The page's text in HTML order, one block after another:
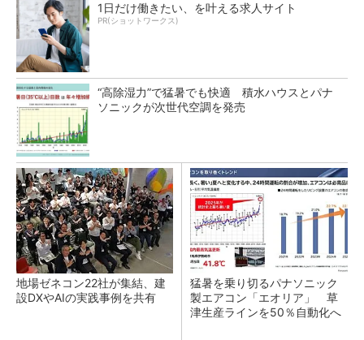
1日だけ働きたい、を叶える求人サイト
PR(ショットワークス)
“高除湿力”で猛暑でも快適 積水ハウスとパナ
ソニックが次世代空調を発売
地場ゼネコン22社が集結、建
設DXやAIの実践事例を共有
猛暑を乗り切るパナソニック
製エアコン「エオリア」 草
津生産ラインを50％自動化へ